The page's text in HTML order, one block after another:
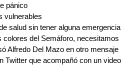
pánico
vulnerables
salud sin tener alguna emergencia
colores del Semáforo, necesitamos
Alfredo Del Mazo en otro mensaje
Twitter que acompañó con un video